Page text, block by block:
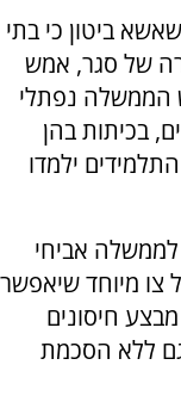
ביטון כי בתי
של סגר, אמש
הממשלה נפתלי
בכיתות בהן
ההתחסנות הוא פחות מ-70%, התלמידים ילמדו
אביחי
צו מיוחד שיאפשר
חיסונים
ללא הסכמת